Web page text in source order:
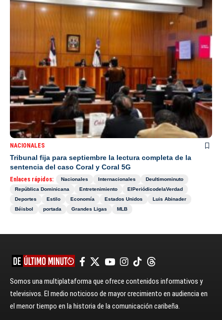
NACIONALES
Tribunal fija para septiembre la lectura completa de la
sentencia del caso Coral y Coral 5G
Enlaces rápidos: Nacionales Internacionales
Deultimominuto
República Dominicana
Entretenimiento
ElPeriódicodelaVerdad
Deportes
Estilo Economía Estados Unidos
Luis Abinader
Béisbol
portada Grandes Ligas MLB
Somos una multiplataforma que ofrece contenidos informativos y
televisivos. El medio noticioso de mayor crecimiento en audiencia en
el menor tiempo en la historia de la comunicación caribeña.